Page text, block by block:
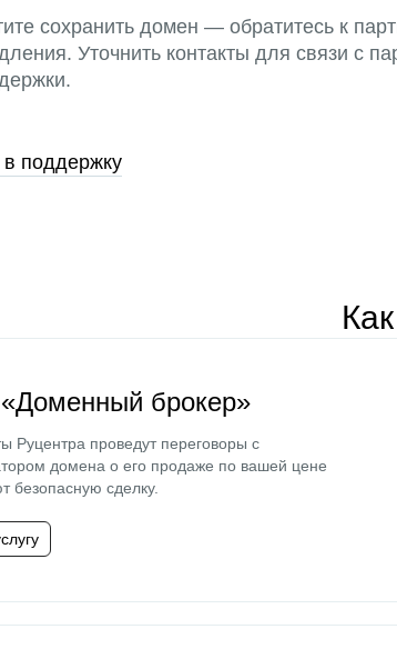
сохранить домен — обратитесь к
Уточнить контакты для связи с
поддержку
«Доменный брокер»
Руцентра проведут переговоры с
домена о его продаже по вашей цене
безопасную сделку.